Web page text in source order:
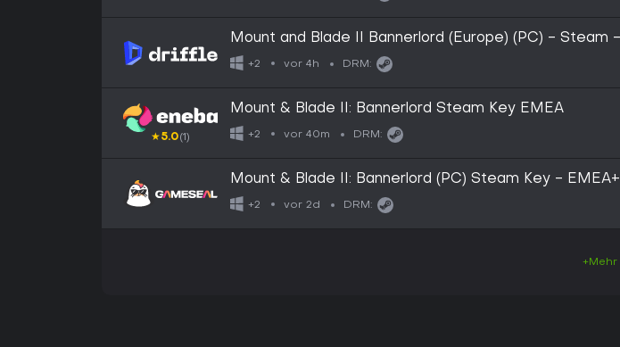
Mount and Blade II Bannerlord (Europe) (PC) - Steam -
Digital Key
+2 vor 4h DRM:
★5.0(1)
Mount & Blade II: Bannerlord Steam Key EMEA
+2 vor 40m DRM:
Mount & Blade II: Bannerlord (PC) Steam Key -
+2 vor 2d DRM:
+Mehr